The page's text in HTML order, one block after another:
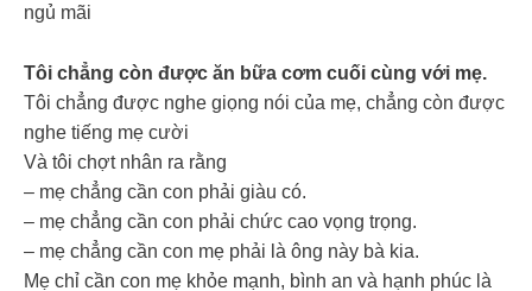
ngủ mãi
Tôi chẳng còn được ăn bữa cơm cuối cùng với mẹ.
Tôi chẳng được nghe giọng nói của mẹ, chẳng còn được
nghe tiếng mẹ cười
Và tôi chợt nhân ra rằng
– mẹ chẳng cần con phải giàu có.
– mẹ chẳng cần con phải chức cao vọng trọng.
– mẹ chẳng cần con mẹ phải là ông này bà kia.
Mẹ chỉ cần con mẹ khỏe mạnh, bình an và hạnh phúc là